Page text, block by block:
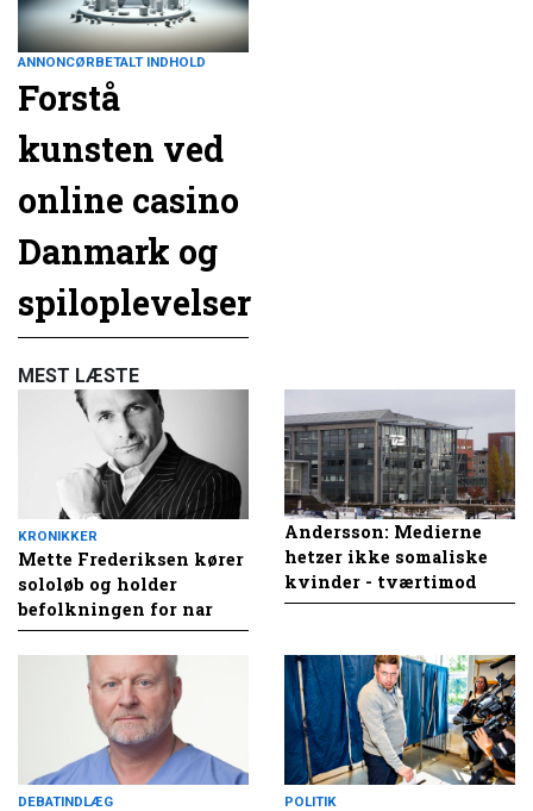
ANNONCØRBETALT INDHOLD
Forstå
kunsten ved
online casino
Danmark og
spiloplevelser
MEST LÆSTE
KRONIKKER
Mette Frederiksen kører
sololøb og holder
befolkningen for nar
Andersson: Medierne
hetzer ikke somaliske
kvinder - tværtimod
DEBATINDLÆG POLITIK